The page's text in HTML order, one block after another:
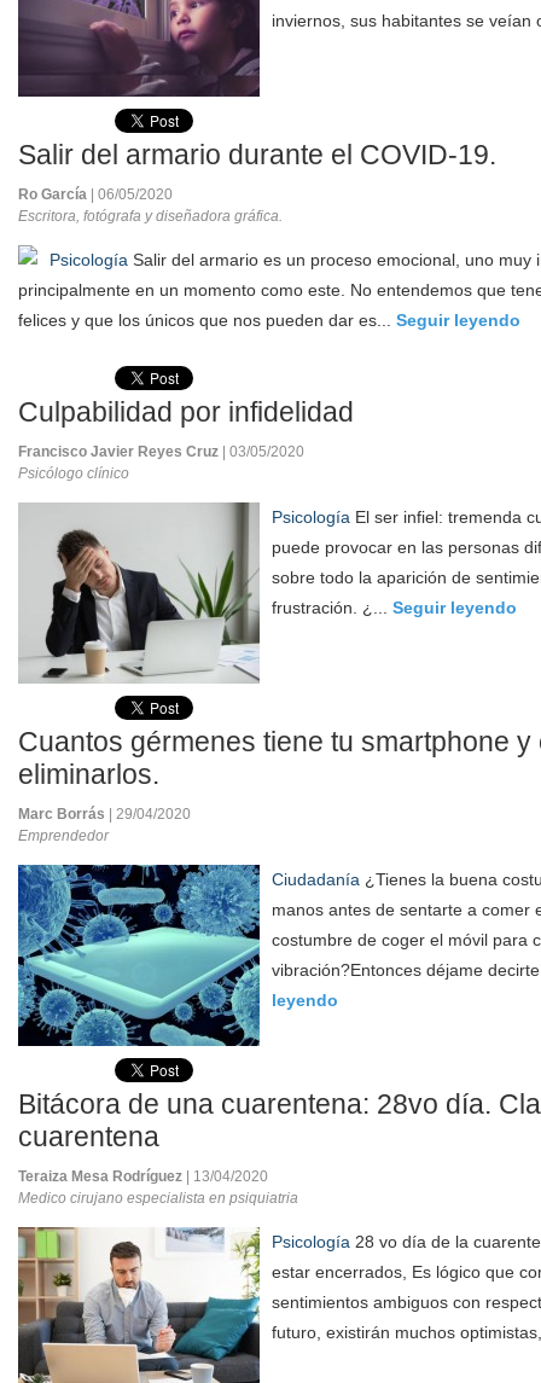
inviernos, sus habitantes se veían
Salir del armario durante el COVID-19.
Ro García
| 06/05/2020
Escritora, fotógrafa y diseñadora gráfica.
Psicología Salir del armario es un proceso emocional, uno muy
principalmente en un momento como este. No entendemos que
felices y que los únicos que nos pueden dar es... Seguir leyendo
Culpabilidad por infidelidad
Francisco Javier Reyes Cruz
| 03/05/2020
Psicólogo clínico
Psicología El ser infiel: tremenda
puede provocar en las personas
sobre todo la aparición de
frustración. ¿... Seguir leyendo
Cuantos gérmenes tiene tu smartphone y
eliminarlos.
Marc Borrás
| 29/04/2020
Emprendedor
Ciudadanía ¿Tienes la buena
manos antes de sentarte a comer
costumbre de coger el móvil para
vibración?Entonces déjame
leyendo
Bitácora de una cuarentena: 28vo día.
cuarentena
Teraiza Mesa Rodríguez
| 13/04/2020
Medico cirujano especialista en psiquiatria
Psicología 28 vo día de la
estar encerrados, Es lógico que
sentimientos ambiguos con
futuro, existirán muchos